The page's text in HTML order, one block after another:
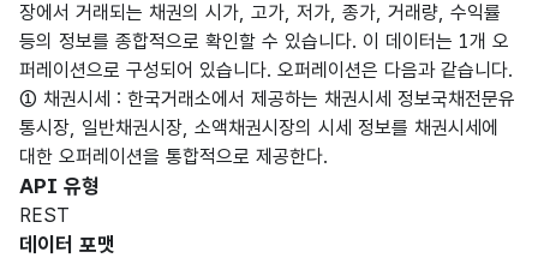
장에서 거래되는 채권의 시가, 고가, 저가, 종가, 거래량, 수익률
등의 정보를 종합적으로 확인할 수 있습니다. 이 데이터는 1개 오
퍼레이션으로 구성되어 있습니다. 오퍼레이션은 다음과 같습니다.
① 채권시세 : 한국거래소에서 제공하는 채권시세 정보국채전문유
통시장, 일반채권시장, 소액채권시장의 시세 정보를 채권시세에
대한 오퍼레이션을 통합적으로 제공한다.
API 유형
REST
데이터 포맷